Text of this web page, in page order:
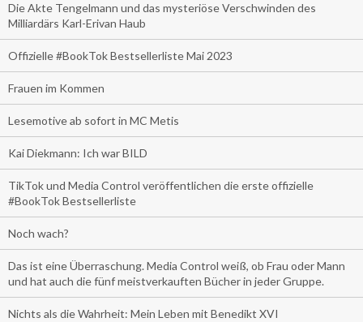
Die Akte Tengelmann und das mysteriöse Verschwinden des
Milliardärs Karl-Erivan Haub
Offizielle #BookTok Bestsellerliste Mai 2023
Frauen im Kommen
Lesemotive ab sofort in MC Metis
Kai Diekmann: Ich war BILD
TikTok und Media Control veröffentlichen die erste offizielle
#BookTok Bestsellerliste
Noch wach?
Das ist eine Überraschung. Media Control weiß, ob Frau oder Mann
und hat auch die fünf meistverkauften Bücher in jeder Gruppe.
Nichts als die Wahrheit: Mein Leben mit Benedikt XVI